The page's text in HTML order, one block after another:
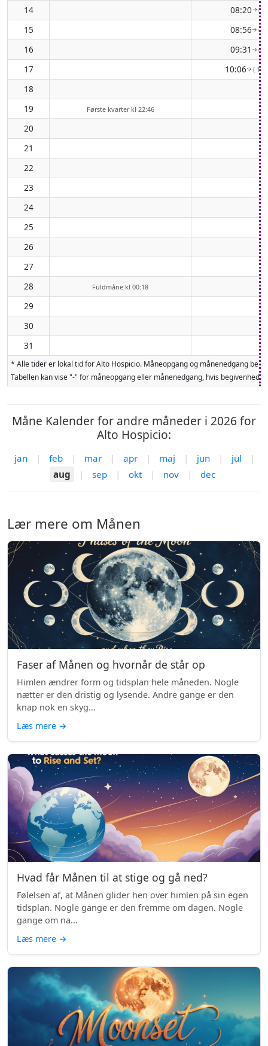
14 08:20↑(
15 08:56↑(
16 09:31 ↑(
17 10:06↑(
18
19
Første kvarter kl 22:46
20
21
22
23
24
25
26
27
28
Fuldmåne kl 00:18
29
30
31
* Alle tider er lokal tid for Alto Hospicio. Måneopgang og månenedgang
Tabellen kan vise "-" for måneopgang eller månenedgang, hvis
Måne Kalender for andre måneder i 2026 for
Alto Hospicio:
jan | feb | mar | apr | maj | jun | jul
|
aug
| sep | okt | nov | dec
Lær mere om Månen
Faser af Månen og hvornår de står op
Himlen ændrer form og tidsplan hele måneden. Nogle
nætter er den dristig og lysende. Andre gange er den
knap nok en skyg...
Læs mere →
Hvad får Månen til at stige og gå ned?
Følelsen af, at Månen glider hen over himlen på sin egen
tidsplan. Nogle gange er den fremme om dagen. Nogle
gange om na...
Læs mere →